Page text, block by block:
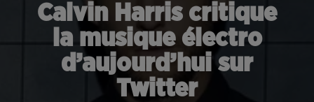
Calvin Harris critique
la musique électro
d’aujourd’hui sur
Twitter